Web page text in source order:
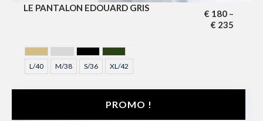
LE PANTALON EDOUARD GRIS
€ 180 –
€ 235
DOREGRISNOIRVERT SAPIN
L/40 M/38 S/36 XL/42
PROMO !